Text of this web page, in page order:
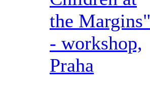
the Margins"
- workshop,
Praha